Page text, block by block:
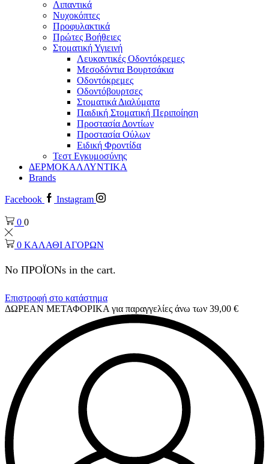
Λιπαντικά
Νυχοκόπτες
Προφυλακτικά
Πρώτες Βοήθειες
Στοματική Υγιεινή
Λευκαντικές Οδοντόκρεμες
Μεσοδόντια Βουρτσάκια
Οδοντόκρεμες
Οδοντόβουρτσες
Στοματικά Διαλύματα
Παιδική Στοματική Περιποίηση
Προστασία Δοντίων
Προστασία Ούλων
Ειδική Φροντίδα
Τεστ Εγκυμοσύνης
ΔΕΡΜΟΚΑΛΛΥΝΤΙΚΑ
Brands
Facebook Instagram
0 0
0 ΚΑΛΑΘΙ ΑΓΟΡΩΝ
No ΠΡΟΪΟΝs in the cart.
Επιστροφή στο κατάστημα
ΔΩΡΕΑΝ ΜΕΤΑΦΟΡΙΚΑ για παραγγελίες άνω των 39,00 €